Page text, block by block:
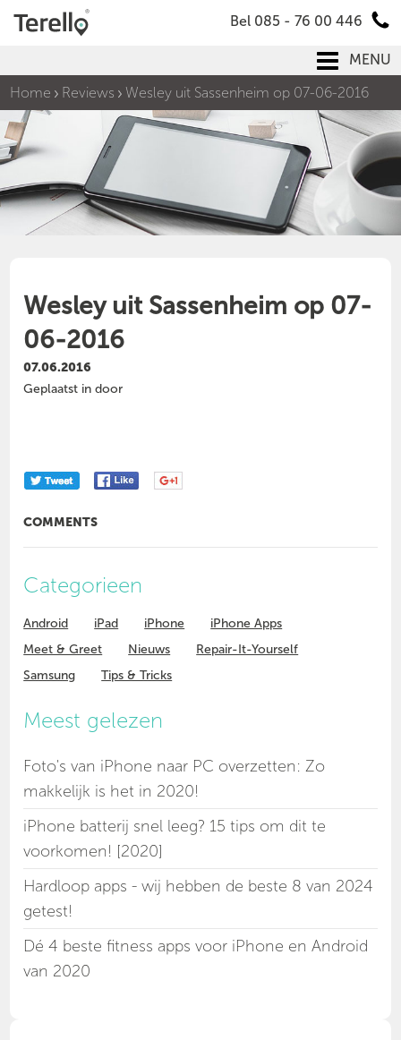
Bel 085 - 76 00 446
MENU
Home
Reviews Wesley uit Sassenheim op 07-06-2016
Wesley uit Sassenheim op 07-
06-2016
07.06.2016
Geplaatst in door
COMMENTS
Categorieen
Android iPad iPhone
iPhone Apps
Meet & Greet
Nieuws
Repair-It-Yourself
Samsung
Tips & Tricks
Meest gelezen
Foto's van iPhone naar PC overzetten: Zo
makkelijk is het in 2020!
iPhone batterij snel leeg? 15 tips om dit te
voorkomen! [2020]
Hardloop apps - wij hebben de beste 8 van 2024
getest!
Dé 4 beste fitness apps voor iPhone en Android
van 2020